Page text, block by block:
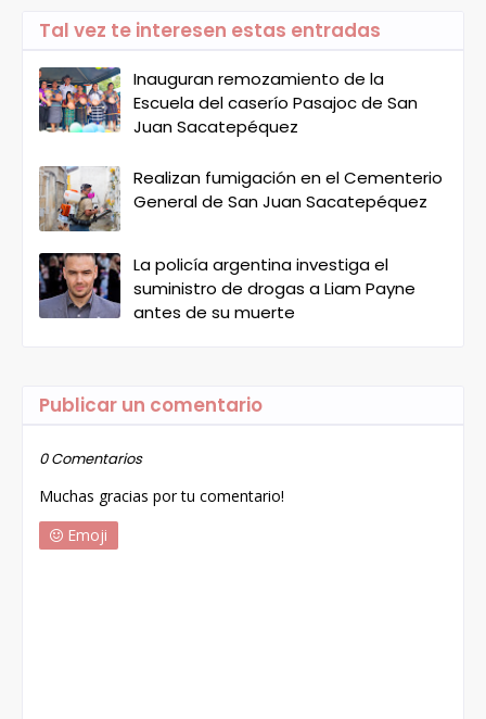
Tal vez te interesen estas entradas
Inauguran remozamiento de la
Escuela del caserío Pasajoc de San
Juan Sacatepéquez
Realizan fumigación en el Cementerio
General de San Juan Sacatepéquez
La policía argentina investiga el
suministro de drogas a Liam Payne
antes de su muerte
Publicar un comentario
0 Comentarios
Muchas gracias por tu comentario!
Emoji